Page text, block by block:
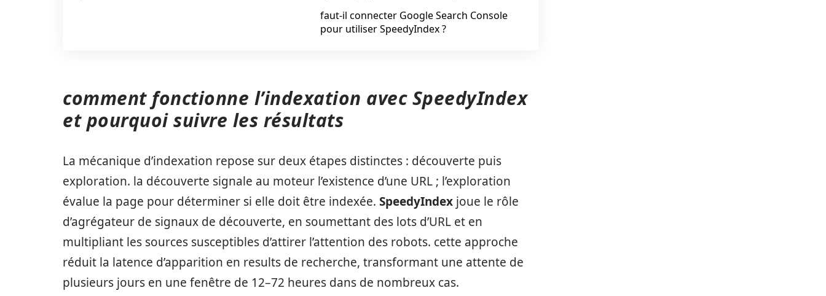
faut-il connecter Google Search Console
pour utiliser SpeedyIndex ?
comment fonctionne l’indexation avec SpeedyIndex
et pourquoi suivre les résultats
La mécanique d’indexation repose sur deux étapes distinctes : découverte puis
exploration. la découverte signale au moteur l’existence d’une URL ; l’exploration
évalue la page pour déterminer si elle doit être indexée. SpeedyIndex joue le rôle
d’agrégateur de signaux de découverte, en soumettant des lots d’URL et en
multipliant les sources susceptibles d’attirer l’attention des robots. cette approche
réduit la latence d’apparition en results de recherche, transformant une attente de
plusieurs jours en une fenêtre de 12–72 heures dans de nombreux cas.